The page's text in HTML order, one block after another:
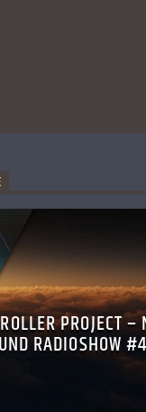
PROJECT
RADIOSHOW